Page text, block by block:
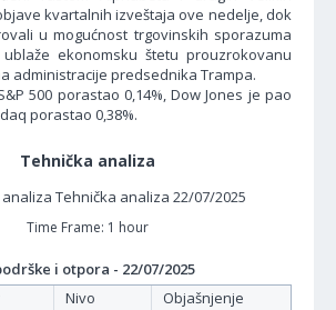
kvartalnih izveštaja ove nedelje, dok
u mogućnost trgovinskih sporazuma
ekonomsku štetu prouzrokovanu
administracije predsednika Trampa.
500 porastao 0,14%, Dow Jones je pao
porastao 0,38%.
Tehnička analiza
Time Frame: 1 hour
i otpora - 22/07/2025
Nivo
Objašnjenje